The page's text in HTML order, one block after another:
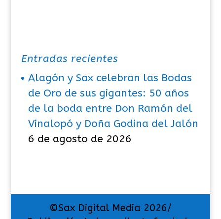
Entradas recientes
Alagón y Sax celebran las Bodas
de Oro de sus gigantes: 50 años
de la boda entre Don Ramón del
Vinalopó y Doña Godina del Jalón
6 de agosto de 2026
©Sax Digital Media 2026/